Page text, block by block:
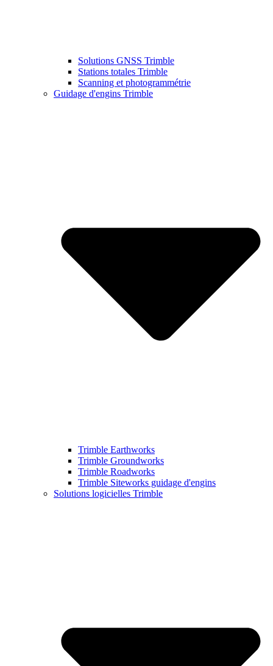
Solutions GNSS Trimble
Stations totales Trimble
Scanning et photogrammétrie
Guidage d'engins Trimble
Trimble Earthworks
Trimble Groundworks
Trimble Roadworks
Trimble Siteworks guidage d'engins
Solutions logicielles Trimble